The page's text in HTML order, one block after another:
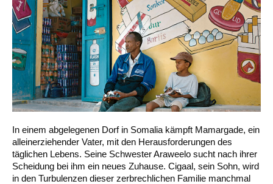
In einem abgelegenen Dorf in Somalia kämpft Mamargade, ein
alleinerziehender Vater, mit den Herausforderungen des
täglichen Lebens. Seine Schwester Araweelo sucht nach ihrer
Scheidung bei ihm ein neues Zuhause. Cigaal, sein Sohn, wird
in den Turbulenzen dieser zerbrechlichen Familie manchmal